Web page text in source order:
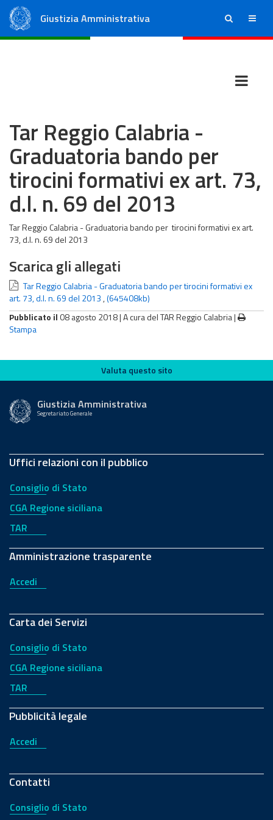
Giustizia Amministrativa ricerca menu
Tar Reggio Calabria -
Graduatoria bando per
tirocini formativi ex art. 73,
d.l. n. 69 del 2013
Tar Reggio Calabria - Graduatoria bando per tirocini formativi ex art.
73, d.l. n. 69 del 2013
Scarica gli allegati
Tar Reggio Calabria - Graduatoria bando per tirocini formativi ex
art. 73, d.l. n. 69 del 2013 ,(645408kb)
Pubblicato il 08 agosto 2018 |A cura del TAR Reggio Calabria|
Stampa
Valuta questo sito
Valuta questo sito
Giustizia Amministrativa
Segretariato Generale
Uffici relazioni con il pubblico
Consiglio di Stato
CGA Regione siciliana
TAR
Amministrazione trasparente
Accedi
Carta dei Servizi
Consiglio di Stato
CGA Regione siciliana
TAR
Pubblicità legale
Accedi
Contatti
Consiglio di Stato